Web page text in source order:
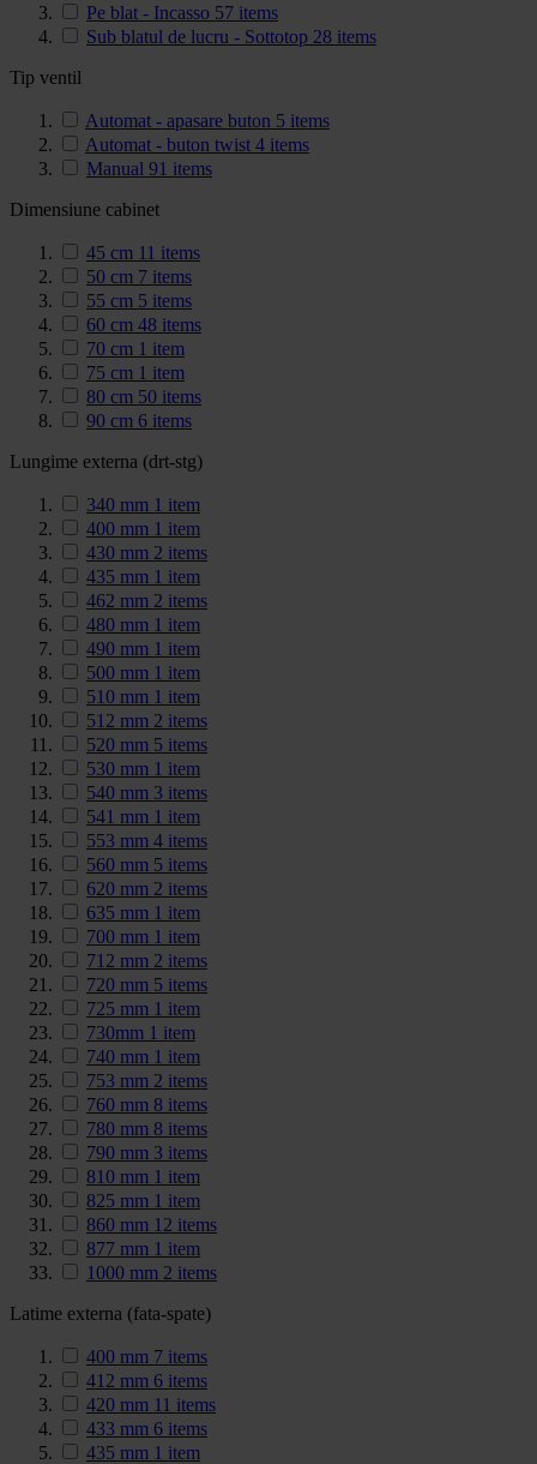
Pe blat - Incasso 57 items
Sub blatul de lucru - Sottotop 28 items
Tip ventil
Automat - apasare buton 5 items
Automat - buton twist 4 items
Manual 91 items
Dimensiune cabinet
45 cm 11 items
50 cm 7 items
55 cm 5 items
60 cm 48 items
70 cm 1 item
75 cm 1 item
80 cm 50 items
90 cm 6 items
Lungime externa (drt-stg)
340 mm 1 item
400 mm 1 item
430 mm 2 items
435 mm 1 item
462 mm 2 items
480 mm 1 item
490 mm 1 item
500 mm 1 item
510 mm 1 item
512 mm 2 items
520 mm 5 items
530 mm 1 item
540 mm 3 items
541 mm 1 item
553 mm 4 items
560 mm 5 items
620 mm 2 items
635 mm 1 item
700 mm 1 item
712 mm 2 items
720 mm 5 items
725 mm 1 item
730mm 1 item
740 mm 1 item
753 mm 2 items
760 mm 8 items
780 mm 8 items
790 mm 3 items
810 mm 1 item
825 mm 1 item
860 mm 12 items
877 mm 1 item
1000 mm 2 items
Latime externa (fata-spate)
400 mm 7 items
412 mm 6 items
420 mm 11 items
433 mm 6 items
435 mm 1 item